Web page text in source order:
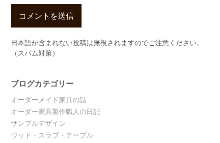
日本語が含まれない投稿は無視されますのでご注意ください。
（スパム対策）
ブログカテゴリー
オーダーメイド家具の話
オーダー家具製作職人の日記
サンプルデザイン
ウッド・スラブ・テーブル